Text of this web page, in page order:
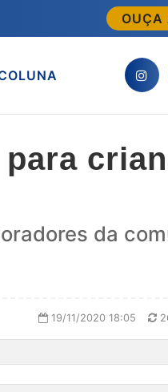
OUÇA
da
19/11/2020 18:05